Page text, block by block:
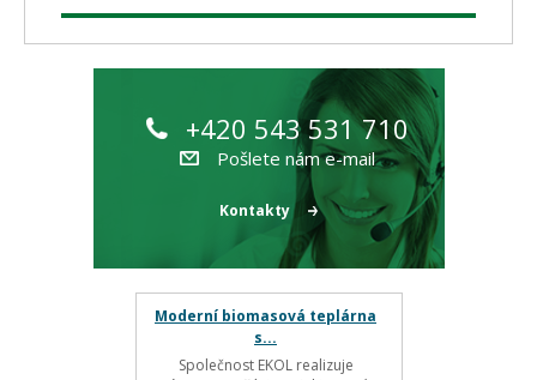
+420 543 531 710
Pošlete nám e-mail
Kontakty
Moderní biomasová teplárna
s...
Společnost EKOL realizuje